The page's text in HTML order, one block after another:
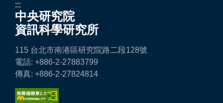
:::
中央研究院
資訊科學研究所
115 台北市南港區研究院路二段128號
電話: +886-2-27883799
傳真: +886-2-27824814